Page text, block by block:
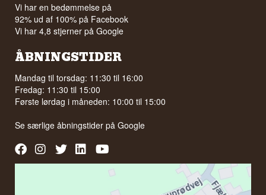
Vi har en bedømmelse på
92% ud af 100% på Facebook
Vi har 4,8 stjerner på Google
ÅBNINGSTIDER
Mandag til torsdag: 11:30 til 16:00
Fredag: 11:30 til 15:00
Første lørdag i måneden: 10:00 til 15:00
Se særlige åbningstider påGoogle